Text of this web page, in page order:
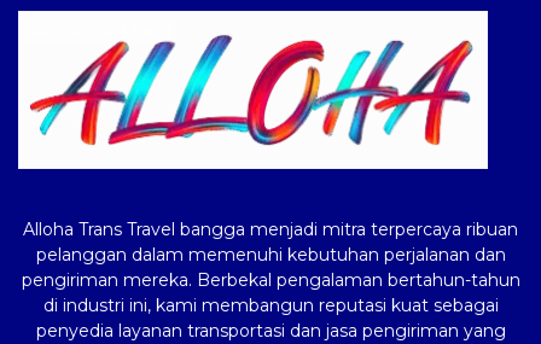
Alloha Trans Travel bangga menjadi mitra terpercaya ribuan
pelanggan dalam memenuhi kebutuhan perjalanan dan
pengiriman mereka. Berbekal pengalaman bertahun-tahun
di industri ini, kami membangun reputasi kuat sebagai
penyedia layanan transportasi dan jasa pengiriman yang